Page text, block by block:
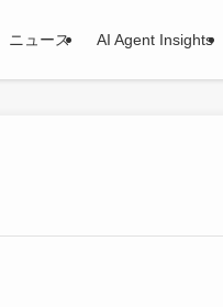
ニュース AI Agent Insights